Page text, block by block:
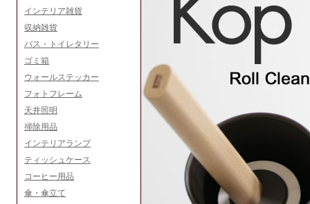
インテリア雑貨
収納雑貨
バス・トイレタリー
ゴミ箱
ウォールステッカー
フォトフレーム
天井照明
掃除用品
インテリアランプ
ティッシュケース
コーヒー用品
傘・傘立て